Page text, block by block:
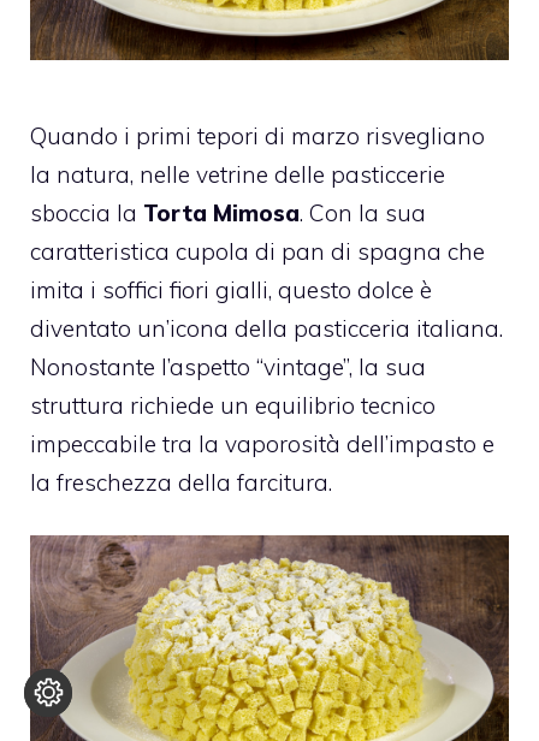
Quando i primi tepori di marzo risvegliano
la natura, nelle vetrine delle pasticcerie
sboccia la Torta Mimosa. Con la sua
caratteristica cupola di pan di spagna che
imita i soffici fiori gialli, questo dolce è
diventato un’icona della pasticceria italiana.
Nonostante l’aspetto “vintage”, la sua
struttura richiede un equilibrio tecnico
impeccabile tra la vaporosità dell’impasto e
la freschezza della farcitura.